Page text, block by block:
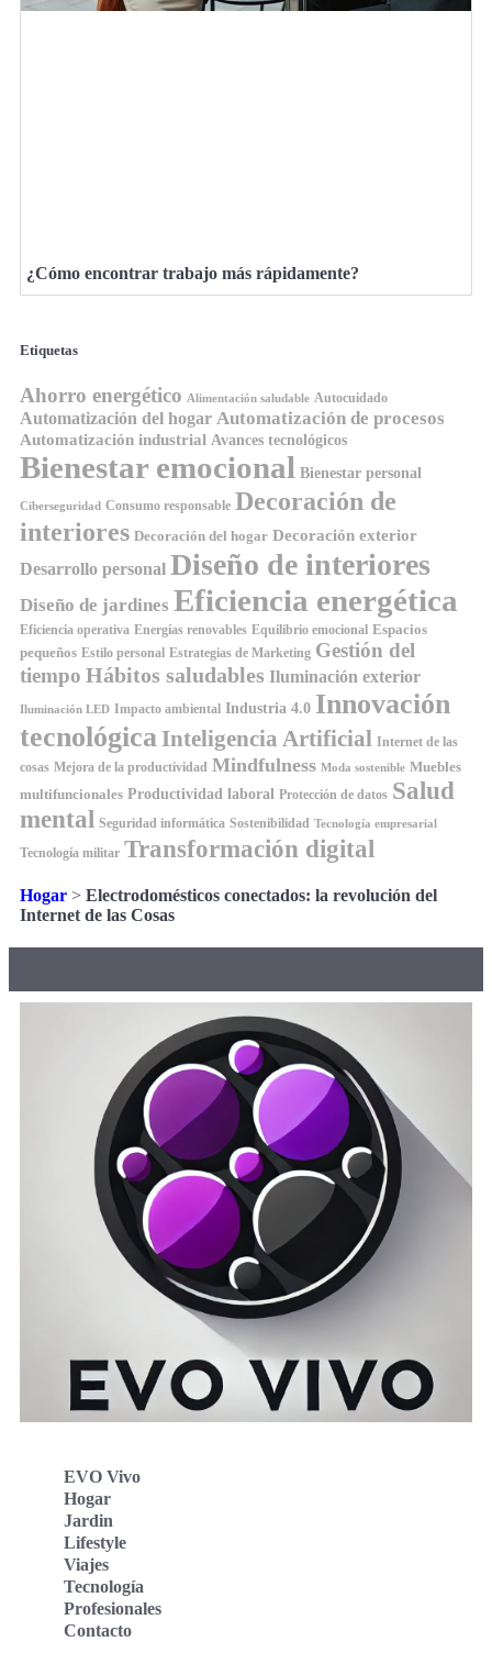
¿Cómo encontrar trabajo más rápidamente?
Etiquetas
Ahorro energético Alimentación saludable Autocuidado
Automatización del hogar Automatización de procesos
Automatización industrial Avances tecnológicos
Bienestar emocional Bienestar personal
Ciberseguridad Consumo responsable Decoración de
interiores Decoración del hogar Decoración exterior
Desarrollo personal Diseño de interiores
Diseño de jardines Eficiencia energética
Eficiencia operativa Energías renovables Equilibrio emocional Espacios
pequeños Estilo personal Estrategias de Marketing Gestión del
tiempo Hábitos saludables Iluminación exterior
Iluminación LED Impacto ambiental Industria 4.0 Innovación
tecnológica Inteligencia Artificial Internet de las
cosas Mejora de la productividad Mindfulness Moda sostenible Muebles
multifuncionales Productividad laboral Protección de datos Salud
mental Seguridad informática Sostenibilidad Tecnología empresarial
Tecnología militar Transformación digital
Hogar > Electrodomésticos conectados: la revolución del
Internet de las Cosas
EVO Vivo
Hogar
Jardin
Lifestyle
Viajes
Tecnología
Profesionales
Contacto